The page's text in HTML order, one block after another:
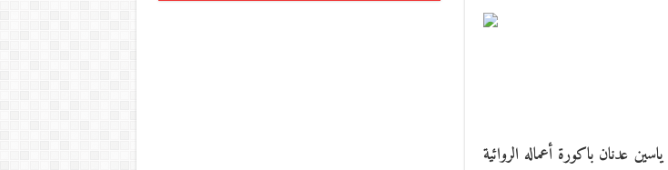
عدنان باكورة أعماله الروائية